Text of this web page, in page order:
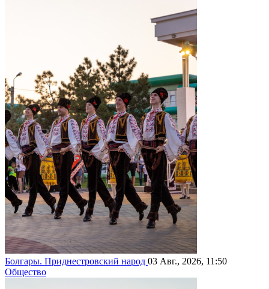
Болгары. Приднестровский народ 03 Авг., 2026, 11:50
Общество